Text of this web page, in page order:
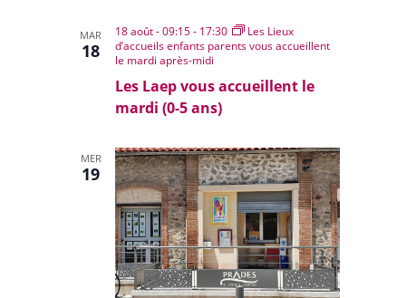
MAR
18
Les Laep vous accueillent le
mardi (0-5 ans)
18 août - 09:15- 17:30
Les Lieux
d’accueils enfants parents vous accueillent
le mardi après-midi
MER
19